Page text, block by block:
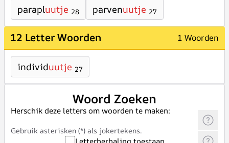
parapluutje 28 parvenuutje 27
12 Letter Woorden 1 Woorden
individuutje 27
Woord Zoeken
Herschik deze letters om woorden te maken:
Gebruik asterisken (*) als jokertekens.